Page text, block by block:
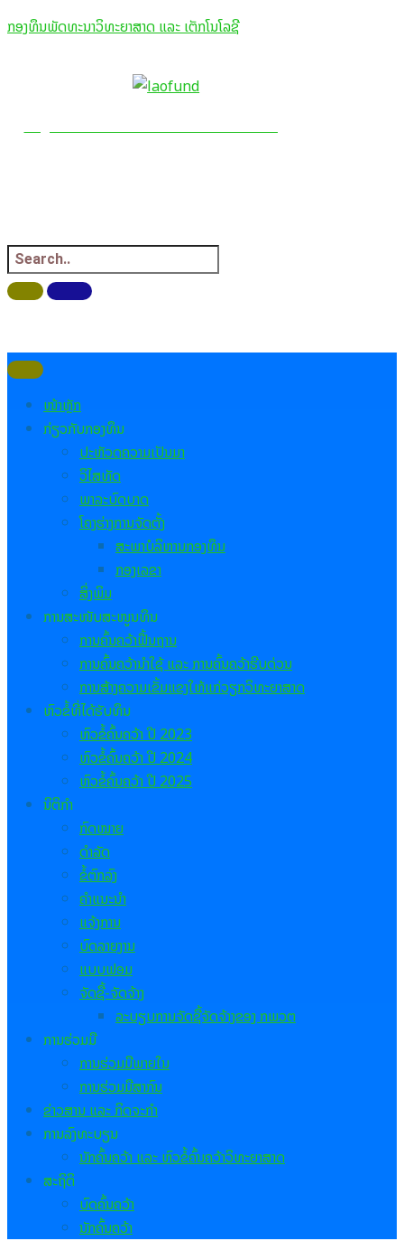
to
ກອງທຶນພັດທະນາວິທະຍາສາດ ແລະ ເຕັກໂນໂລຊີ
ກອງທຶນພັດທະນາວິທະຍາສາດ ແລະ ເຕັກໂນໂລຊີ
ໜ້າຫຼັກ
ກ່ຽວກັບກອງທຶນ
ປະຫັວດຄວາມເປັນມາ
ວິໄສທັດ
ພາລະບົດບາດ
ໂຄງຮ່າງການຈັດຕັ້ງ
ສະພາບໍລິຫານກອງທຶນ
ກອງເລຂາ
ສິ່ງພິມ
ການສະໜັບສະໜູນທຶນ
ການຄົ້ນຄວ້າຟື້ນຖານ
ການຄົ້ນຄວ້ານຳໃຊ້ ແລະ ການຄົ້ນຄວ້າຮີບດ່ວນ
ການສ້າງຄວາມເຂັ້ມແຂງໃຫ້ແກ່ວຽກວິທະຍາສາດ
ຫົວຂໍ້ທີ່ໄດ້ຮັບທຶນ
ຫົວຂໍ້ຄົ້ນຄວ້າ ປີ2023
ຫົວຂໍ້ຄົ້ນຄວ້າ ປີ 2024
ຫົວຂໍ້ຄົ້ນຄວ້າ ປີ 2025
ນິຕິກຳ
ກົດໝາຍ
ດຳລັດ
ຂໍ້ຕົກລົງ
ຄຳແນະນຳ
ແຈ້ງການ
ບົດລາຍງານ
ແບບຟອມ
ຈັດຊື້-ຈັດຈ້າງ
ລະບຽບການຈັດຊື້ຈັດຈ້າງຂອງ ກພວຕ
ການຮ່ວມມື
ການຮ່ວມມືພາຍໃນ
ການຮ່ວມມືສາກົນ
ຂ່າວສານ ແລະ ກິດຈະກຳ
ການລົງທະບຽນ
ນັກຄົ້ນຄວ້າ ແລະ ຫົວຂໍ້ຄົ້ນຄວ້າວິທະຍາສາດ
ສະຖິຕິ
ບົດຄົ້ນຄວ້າ
ນັກຄົ້ນຄວ້າ